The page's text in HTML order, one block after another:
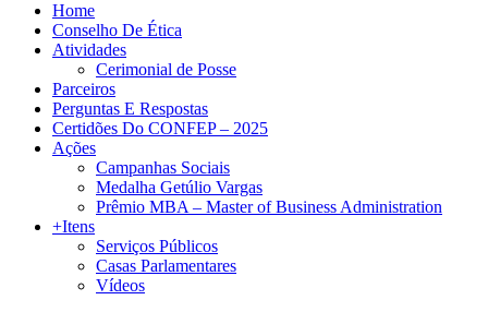
Home
Conselho De Ética
Atividades
Cerimonial de Posse
Parceiros
Perguntas E Respostas
Certidões Do CONFEP – 2025
Ações
Campanhas Sociais
Medalha Getúlio Vargas
Prêmio MBA – Master of Business Administration
+Itens
Serviços Públicos
Casas Parlamentares
Vídeos